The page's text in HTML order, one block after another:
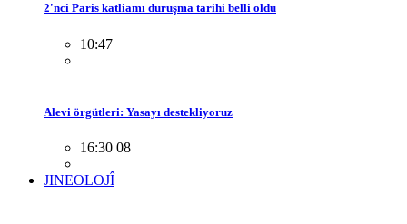
2'nci Paris katliamı duruşma tarihi belli oldu
10:47
Alevi örgütleri: Yasayı destekliyoruz
16:30 08
JINEOLOJÎ